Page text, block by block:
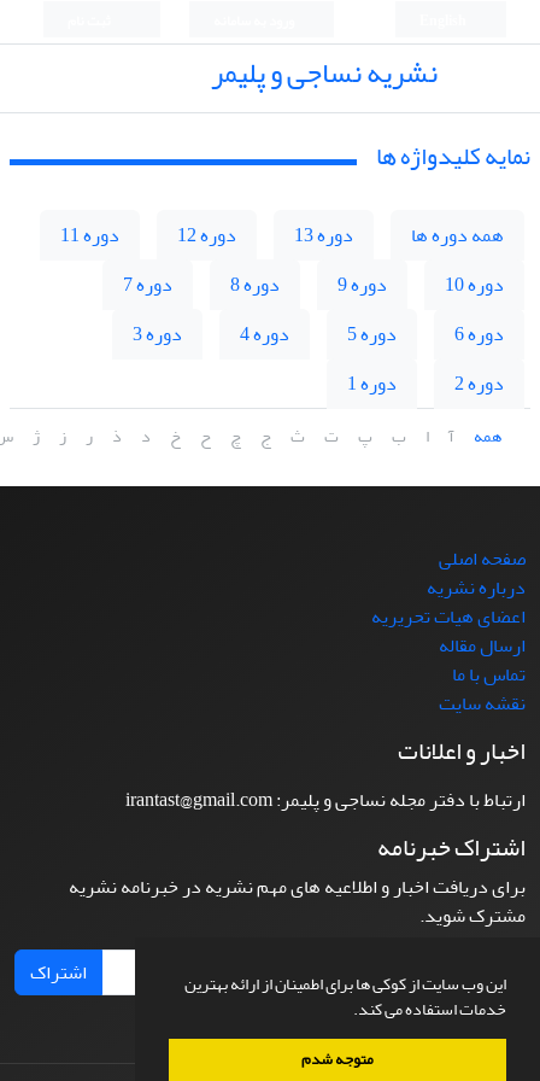
این وب سایت از کوکی ها برای اطمینان از ارائه بهترین
خدمات استفاده می کند.
متوجه شدم
نشریه نساجی و پلیمر
نمایه کلیدواژه ها
همه دوره ها دوره 13 دوره 12
دوره 11
دوره 10
دوره 9 دوره 8
دوره 7
دوره 6
دوره 5 دوره 4
دوره 3
دوره 2
دوره 1
همه آ ا ب پ ت ث ج چ ح خ د ذ ر ز ژ
صفحه اصلی
درباره نشریه
اعضای هیات تحریریه
ارسال مقاله
تماس با ما
نقشه سایت
اخبار و اعلانات
ارتباط با دفتر مجله نساجی و پلیمر: irantast@gmail.com
اشتراک خبرنامه
برای دریافت اخبار و اطلاعیه های مهم نشریه در خبرنامه نشریه
مشترک شوید.
اشتراک